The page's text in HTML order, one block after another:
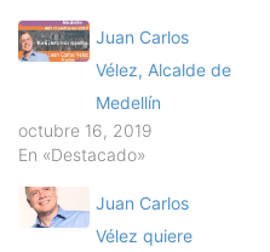
Juan Carlos
Vélez, Alcalde de
Medellín
octubre 16, 2019
En «Destacado»
Juan Carlos
Vélez quiere